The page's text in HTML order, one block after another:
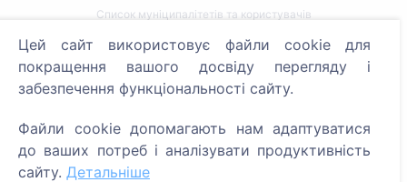
Список муніципалітетів та користувачів
Політика конфіденційності
Політика платежів
Налаштування файлів cookie
Цей сайт використовує файли cookie для
покращення вашого досвіду перегляду і
забезпечення функціональності сайту.
Файли cookie допомагають нам адаптуватися
до ваших потреб і аналізувати продуктивність
сайту. Детальніше